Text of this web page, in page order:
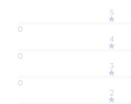
5
0
4
0
3
0
2